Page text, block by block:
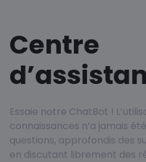
Centre
Essaie notre ChatBot !
connaissances n’a jamais
questions, approfondis des
en discutant librement des